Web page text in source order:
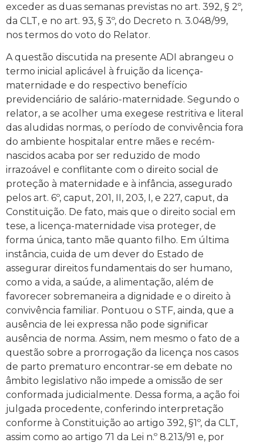
exceder as duas semanas previstas no art. 392, § 2º,
da CLT, e no art. 93, § 3º, do Decreto n. 3.048/99,
nos termos do voto do Relator.
A questão discutida na presente ADI abrangeu o
termo inicial aplicável à fruição da licença-
maternidade e do respectivo benefício
previdenciário de salário-maternidade. Segundo o
relator, a se acolher uma exegese restritiva e literal
das aludidas normas, o período de convivência fora
do ambiente hospitalar entre mães e recém-
nascidos acaba por ser reduzido de modo
irrazoável e conflitante com o direito social de
proteção à maternidade e à infância, assegurado
pelos art. 6º, caput, 201, II, 203, I, e 227, caput, da
Constituição. De fato, mais que o direito social em
tese, a licença-maternidade visa proteger, de
forma única, tanto mãe quanto filho. Em última
instância, cuida de um dever do Estado de
assegurar direitos fundamentais do ser humano,
como a vida, a saúde, a alimentação, além de
favorecer sobremaneira a dignidade e o direito à
convivência familiar. Pontuou o STF, ainda, que a
ausência de lei expressa não pode significar
ausência de norma. Assim, nem mesmo o fato de a
questão sobre a prorrogação da licença nos casos
de parto prematuro encontrar-se em debate no
âmbito legislativo não impede a omissão de ser
conformada judicialmente. Dessa forma, a ação foi
julgada procedente, conferindo interpretação
conforme à Constituição ao artigo 392, §1º, da CLT,
assim como ao artigo 71 da Lei n.º 8.213/91 e, por